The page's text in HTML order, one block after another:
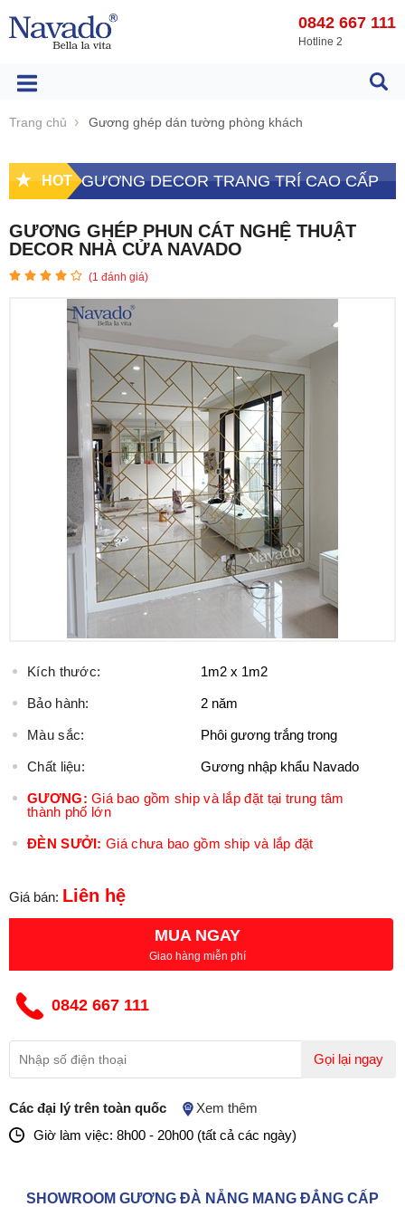
0842 667 111
Hotline 2
Trang chủ Gương ghép dán tường phòng khách
HOT GƯƠNG DECOR TRANG TRÍ CAO CẤP
GƯƠNG GHÉP PHUN CÁT NGHỆ THUẬT
DECOR NHÀ CỬA NAVADO
(1 đánh giá)
Kích thước: 1m2 x 1m2
Bảo hành: 2 năm
Màu sắc: Phôi gương trắng trong
Chất liệu: Gương nhập khẩu Navado
GƯƠNG: Giá bao gồm ship và lắp đặt tại trung tâm
thành phố lớn
ĐÈN SƯỞI: Giá chưa bao gồm ship và lắp đặt
Giá bán: Liên hệ
MUA NGAY
Giao hàng miễn phí
0842 667 111
Gọi lại ngay
Các đại lý trên toàn quốc
Xem thêm
Giờ làm việc: 8h00 - 20h00 (tất cả các ngày)
SHOWROOM GƯƠNG ĐÀ NẴNG MANG ĐẲNG CẤP